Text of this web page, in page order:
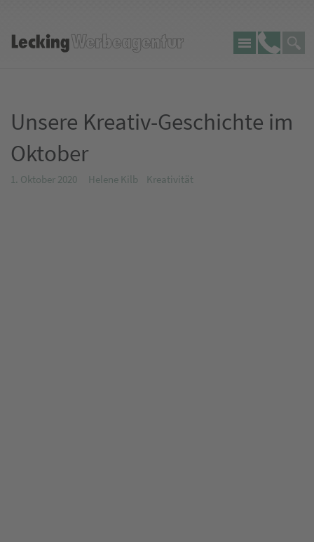
Lecking
Telefon:
Seite
Unsere Kreativ-Geschichte im
Oktober
1. Oktober 2020 Helene Kilb Kreativität